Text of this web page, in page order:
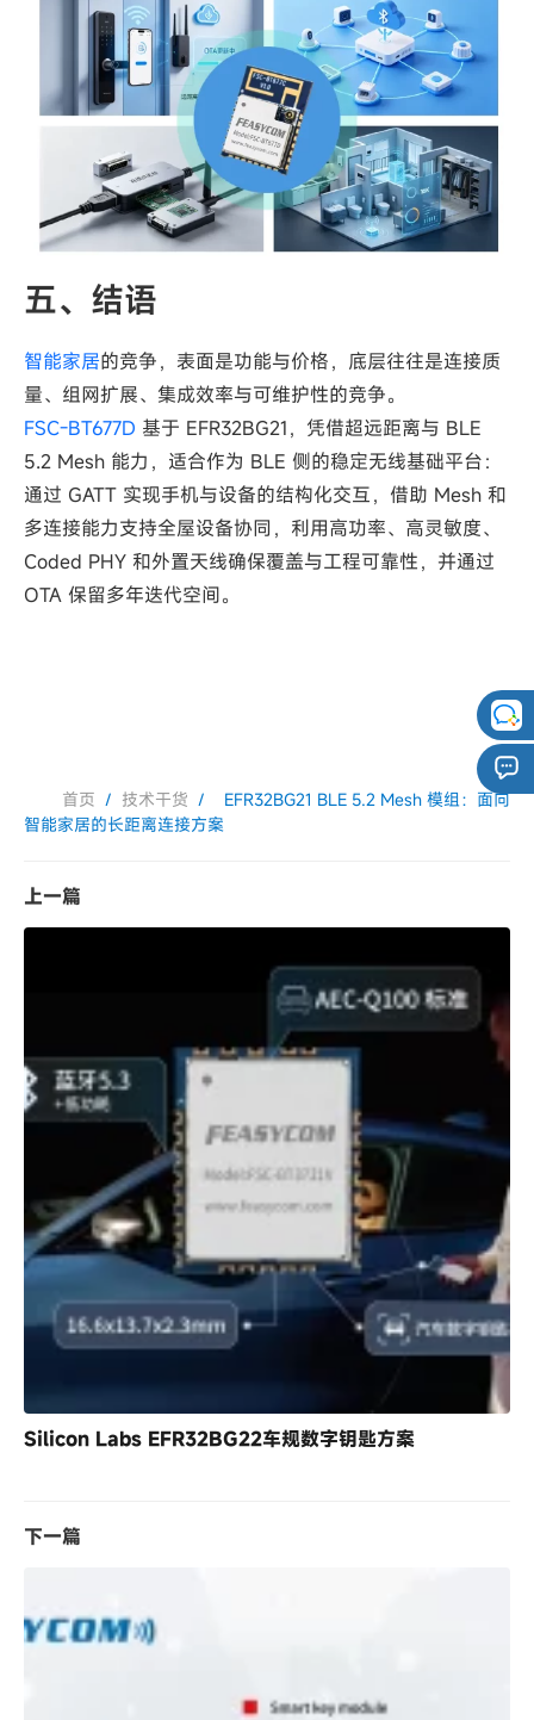
五、结语
智能家居的竞争，表面是功能与价格，底层往往是连接质
量、组网扩展、集成效率与可维护性的竞争。
FSC‑BT677D 基于 EFR32BG21，凭借超远距离与 BLE
5.2 Mesh 能力，适合作为 BLE 侧的稳定无线基础平台：
通过 GATT 实现手机与设备的结构化交互， 借助 Mesh 和
多连接能力支持全屋设备协同 ，利用高功率、高灵敏度、
Coded PHY 和外置天线确保覆盖与工程可靠性，并通过
OTA 保留多年迭代空间。
首页 / 技术干货 /
EFR32BG21 BLE 5.2 Mesh 模组：面向
智能家居的长距离连接方案
上一篇
Silicon Labs EFR32BG22车规数字钥匙方案
下一篇